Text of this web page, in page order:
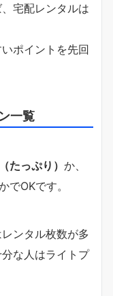
宅配レンタルは
ポイントを先回
一覧
たっぷり） か、
でOKです。
ンタル枚数が多
な人はライトプ